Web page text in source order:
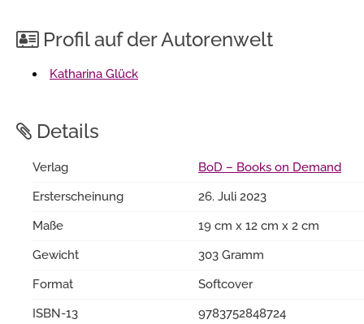
Profil auf der Autorenwelt
Katharina Glück
Details
Verlag
BoD – Books on Demand
Ersterscheinung
26. Juli 2023
Maße
19 cm x 12 cm x 2 cm
Gewicht
303 Gramm
Format
Softcover
ISBN-13
9783752848724